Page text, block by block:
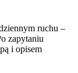
ruchu –
zapytaniu
i opisem